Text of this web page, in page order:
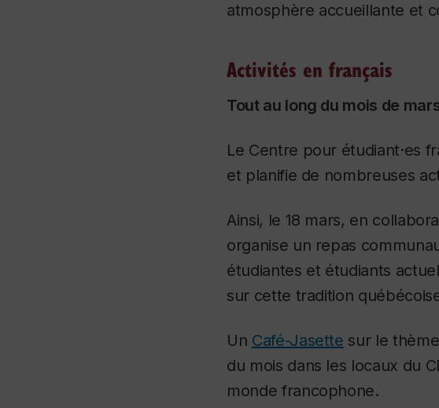
atmosphère accueillante et
Activités en français
Tout au long du mois de
Le Centre pour étudiant·es
et planifie de nombreuses
Ainsi, le 18 mars, en
organise un repas
étudiantes et étudiants
sur cette tradition
Un Café-Jasette sur le
du mois dans les locaux du
monde francophone.